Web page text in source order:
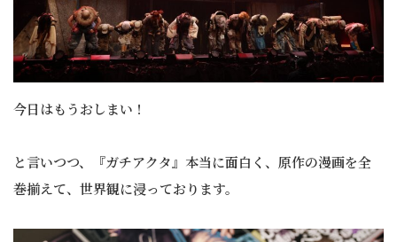
今日はもうおしまい！
と言いつつ、『ガチアクタ』本当に面白く、原作の漫画を全
巻揃えて、世界観に浸っております。